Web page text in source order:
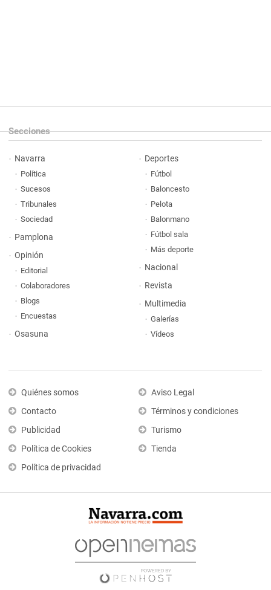
Secciones
Navarra
Política
Sucesos
Tribunales
Sociedad
Pamplona
Opinión
Editorial
Colaboradores
Blogs
Encuestas
Osasuna
Deportes
Fútbol
Baloncesto
Pelota
Balonmano
Fútbol sala
Más deporte
Nacional
Revista
Multimedia
Galerías
Vídeos
Quiénes somos
Contacto
Publicidad
Política de Cookies
Política de privacidad
Aviso Legal
Términos y condiciones
Turismo
Tienda